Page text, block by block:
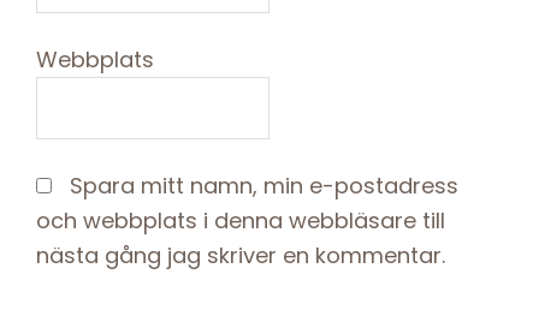
Webbplats
Spara mitt namn, min e-postadress
och webbplats i denna webbläsare till
nästa gång jag skriver en kommentar.